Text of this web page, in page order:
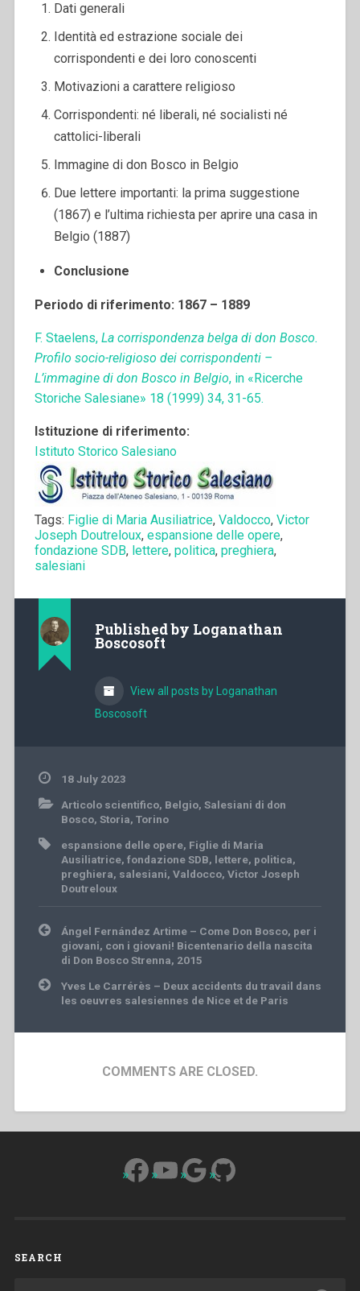
Dati generali
Identità ed estrazione sociale dei
corrispondenti e dei loro conoscenti
Motivazioni a carattere religioso
Corrispondenti: né liberali, né socialisti né
cattolici-liberali
Immagine di don Bosco in Belgio
Due lettere importanti: la prima suggestione
(1867) e l’ultima richiesta per aprire una casa in
Belgio (1887)
Conclusione
Periodo di riferimento: 1867 – 1889
F. Staelens, La corrispondenza belga di don Bosco.
Profilo socio-religioso dei corrispondenti –
L’immagine di don Bosco in Belgio, in «Ricerche
Storiche Salesiane» 18 (1999) 34, 31-65.
Istituzione di riferimento:
Istituto Storico Salesiano
Tags: Figlie di Maria Ausiliatrice, Valdocco, Victor
Joseph Doutreloux, espansione delle opere,
fondazione SDB, lettere, politica, preghiera,
salesiani
Published by Loganathan
Boscosoft
View all posts by Loganathan
Boscosoft
18 July 2023
Articolo scientifico, Belgio, Salesiani di don
Bosco, Storia, Torino
espansione delle opere, Figlie di Maria
Ausiliatrice, fondazione SDB, lettere, politica,
preghiera, salesiani, Valdocco, Victor Joseph
Doutreloux
Post
navigation
Ángel Fernández Artime – Come Don Bosco, per i
giovani, con i giovani! Bicentenario della nascita
di Don Bosco Strenna, 2015
Yves Le Carrérès – Deux accidents du travail dans
les oeuvres salesiennes de Nice et de Paris
COMMENTS ARE CLOSED.
Facebook
YouTube
Google
GitHub
SEARCH